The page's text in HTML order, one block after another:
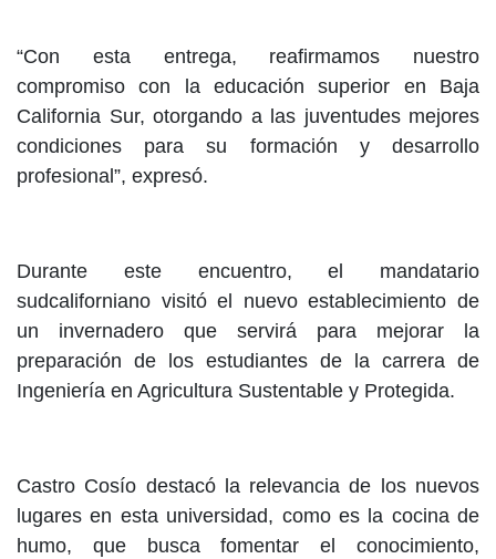
“Con esta entrega, reafirmamos nuestro
compromiso con la educación superior en Baja
California Sur, otorgando a las juventudes mejores
condiciones para su formación y desarrollo
profesional”, expresó.
Durante este encuentro, el mandatario
sudcaliforniano visitó el nuevo establecimiento de
un invernadero que servirá para mejorar la
preparación de los estudiantes de la carrera de
Ingeniería en Agricultura Sustentable y Protegida.
Castro Cosío destacó la relevancia de los nuevos
lugares en esta universidad, como es la cocina de
humo, que busca fomentar el conocimiento,